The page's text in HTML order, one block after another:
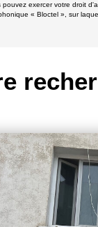
exercer votre droit
« Bloctel », sur